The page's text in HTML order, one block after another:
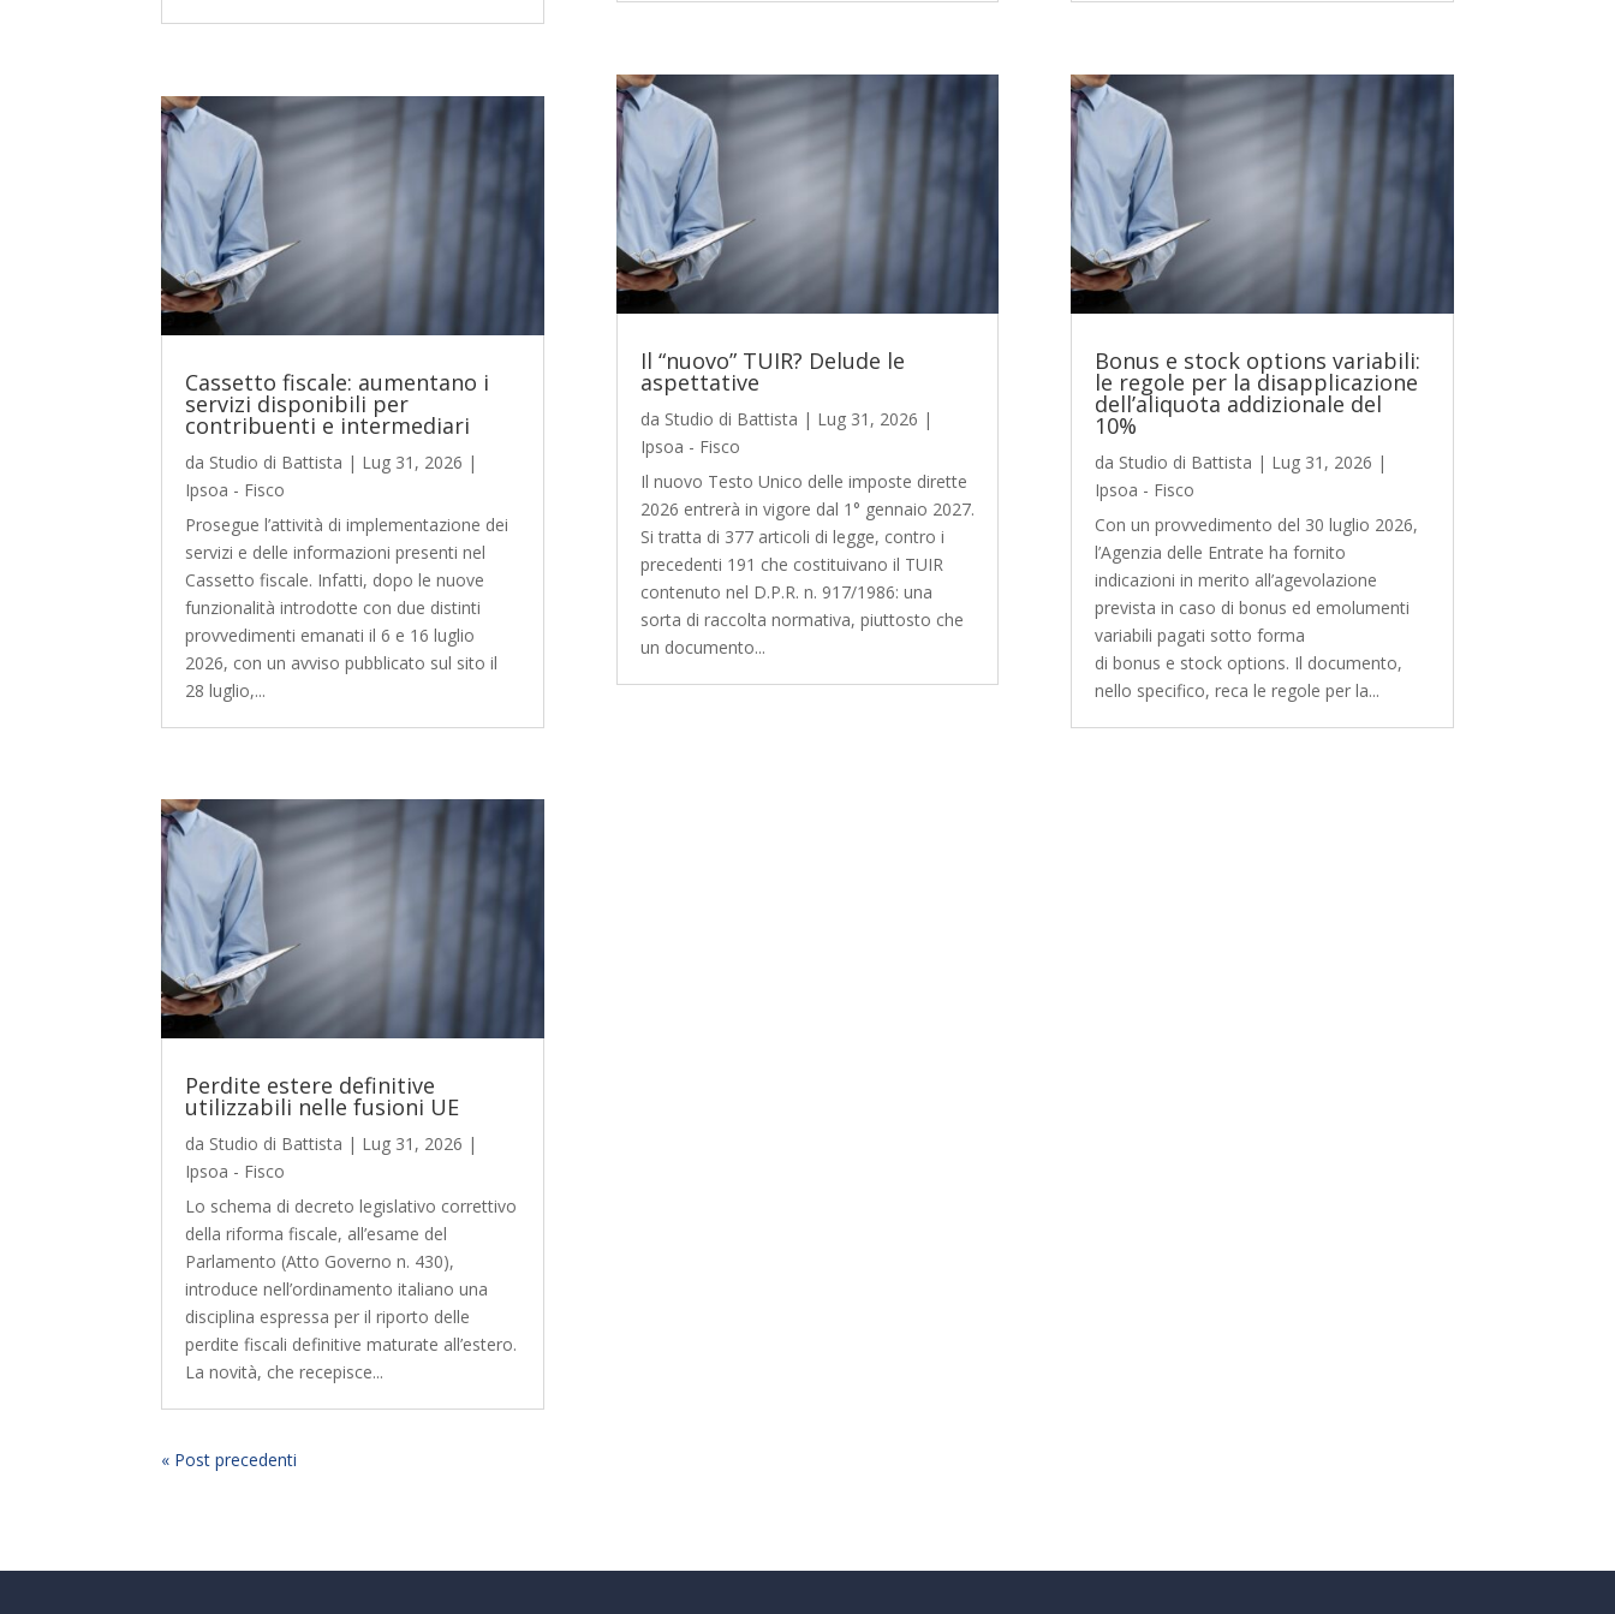
Cassetto fiscale: aumentano i
servizi disponibili per
contribuenti e intermediari
da Studio di Battista | Lug 31, 2026 |
Ipsoa - Fisco
Prosegue l’attività di implementazione dei
servizi e delle informazioni presenti nel
Cassetto fiscale. Infatti, dopo le nuove
funzionalità introdotte con due distinti
provvedimenti emanati il 6 e 16 luglio
2026, con un avviso pubblicato sul sito il
28 luglio,...
Perdite estere definitive
utilizzabili nelle fusioni UE
da Studio di Battista | Lug 31, 2026 |
Ipsoa - Fisco
Lo schema di decreto legislativo correttivo
della riforma fiscale, all’esame del
Parlamento (Atto Governo n. 430),
introduce nell’ordinamento italiano una
disciplina espressa per il riporto delle
perdite fiscali definitive maturate all’estero.
La novità, che recepisce...
Il “nuovo” TUIR? Delude le
aspettative
da Studio di Battista | Lug 31, 2026 |
Ipsoa - Fisco
Il nuovo Testo Unico delle imposte dirette
2026 entrerà in vigore dal 1° gennaio 2027.
Si tratta di 377 articoli di legge, contro i
precedenti 191 che costituivano il TUIR
contenuto nel D.P.R. n. 917/1986: una
sorta di raccolta normativa, piuttosto che
un documento...
Bonus e stock options variabili:
le regole per la disapplicazione
dell’aliquota addizionale del
10%
da Studio di Battista | Lug 31, 2026 |
Ipsoa - Fisco
Con un provvedimento del 30 luglio 2026,
l’Agenzia delle Entrate ha fornito
indicazioni in merito all’agevolazione
prevista in caso di bonus ed emolumenti
variabili pagati sotto forma
di bonus e stock options. Il documento,
nello specifico, reca le regole per la...
« Post precedenti